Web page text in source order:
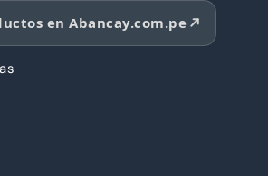
en Abancay.com.pe